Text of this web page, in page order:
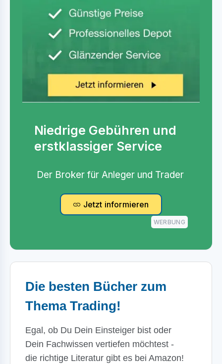
Niedrige Gebühren und
erstklassiger Service
Der Broker für Anleger und Trader
Jetzt informieren
WERBUNG
Die besten Bücher zum
Thema Trading!
Egal, ob Du Dein Einsteiger bist oder
Dein Fachwissen vertiefen möchtest -
die richtige Literatur gibt es bei Amazon!